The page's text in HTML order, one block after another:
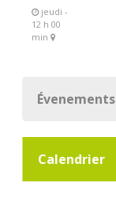
jeudi -
12 h 00
min
Évenements
Calendrier